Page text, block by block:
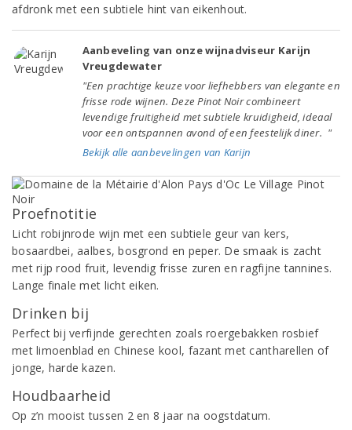
afdronk met een subtiele hint van eikenhout.
Aanbeveling van onze wijnadviseur Karijn
Vreugdewater
"Een prachtige keuze voor liefhebbers van elegante en
frisse rode wijnen. Deze Pinot Noir combineert
levendige fruitigheid met subtiele kruidigheid, ideaal
voor een ontspannen avond of een feestelijk diner. "
Bekijk alle aanbevelingen van Karijn
Proefnotitie
Licht robijnrode wijn met een subtiele geur van kers,
bosaardbei, aalbes, bosgrond en peper. De smaak is zacht
met rijp rood fruit, levendig frisse zuren en ragfijne tannines.
Lange finale met licht eiken.
Drinken bij
Perfect bij verfijnde gerechten zoals roergebakken rosbief
met limoenblad en Chinese kool, fazant met cantharellen of
jonge, harde kazen.
Houdbaarheid
Op z’n mooist tussen 2 en 8 jaar na oogstdatum.